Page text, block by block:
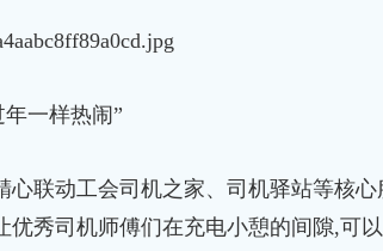
一样热闹”
联动工会司机之家、司机驿站等核心
优秀司机师傅们在充电小憩的间隙,可